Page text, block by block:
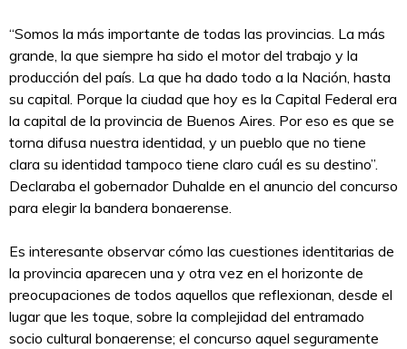
“Somos la más importante de todas las provincias. La más
grande, la que siempre ha sido el motor del trabajo y la
producción del país. La que ha dado todo a la Nación, hasta
su capital. Porque la ciudad que hoy es la Capital Federal era
la capital de la provincia de Buenos Aires. Por eso es que se
torna difusa nuestra identidad, y un pueblo que no tiene
clara su identidad tampoco tiene claro cuál es su destino”.
Declaraba el gobernador Duhalde en el anuncio del concurso
para elegir la bandera bonaerense.
Es interesante observar cómo las cuestiones identitarias de
la provincia aparecen una y otra vez en el horizonte de
preocupaciones de todos aquellos que reflexionan, desde el
lugar que les toque, sobre la complejidad del entramado
socio cultural bonaerense; el concurso aquel seguramente